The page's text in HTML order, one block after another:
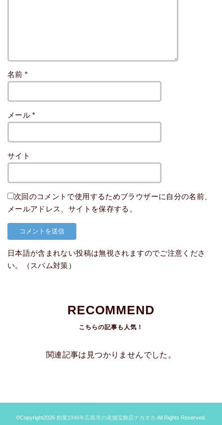
名前 *
メール*
サイト
次回のコメントで使用するためブラウザーに自分の名前、
メールアドレス、サイトを保存する。
日本語が含まれない投稿は無視されますのでご注意くださ
い。（スパム対策）
RECOMMEND
関連記事は見つかりませんでした。
©Copyright2026 創業1946年広島市の老舗宝飾店ナカオカ.All Rights Reserved.